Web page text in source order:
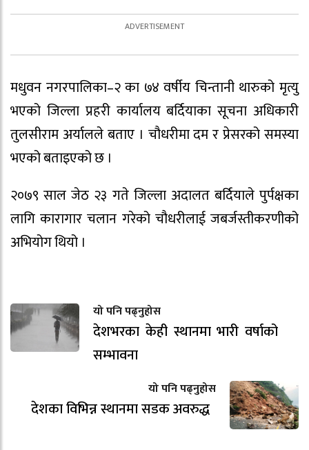
मधुवन नगरपालिका–२ का ७४ वर्षीय चिन्तानी थारुको मृत्यु
भएको जिल्ला प्रहरी कार्यालय बर्दियाका सूचना अधिकारी
तुलसीराम अर्यालले बताए । चौधरीमा दम र प्रेसरको समस्या
भएको बताइएको छ ।
२०७९ साल जेठ २३ गते जिल्ला अदालत बर्दियाले पुर्पक्षका
लागि कारागार चलान गरेको चौधरीलाई जबर्जस्तीकरणीको
अभियोग थियो ।
यो पनि पढ्नुहोस
देशभरका केही स्थानमा भारी वर्षाको
सम्भावना
यो पनि पढ्नुहोस
देशका विभिन्न स्थानमा सडक अवरुद्ध